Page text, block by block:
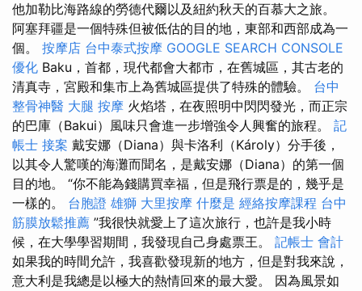
他加勒比海路線的勞德代爾以及紐約秋天的百慕大之旅。
阿塞拜疆是一個特殊但被低估的目的地，東部和西部成為一
個。 按摩店 台中泰式按摩 GOOGLE SEARCH CONSOLE
優化 Baku，首都，現代都會大都市，在舊城區，其古老的
清真寺，宮殿和集市上為舊城區提供了特殊的體驗。 台中
整骨神醫 大腿 按摩 火焰塔，在夜照明中閃閃發光，而正宗
的巴庫（Bakui）風味只會進一步增強令人興奮的旅程。 記
帳士 接案 戴安娜（Diana）與卡洛利（Károly）分手後，
以其令人驚嘆的海灘而聞名，是戴安娜（Diana）的第一個
目的地。 “你不能為錢購買幸福，但是飛行票是的，幾乎是
一樣的。 台胞證 雄獅 大里按摩 什麼是 經絡按摩課程 台中
筋膜放鬆推薦 ”我很快就愛上了這次旅行，也許是我小時
候，在大學學習期間，我發現自己身處票王。 記帳士 會計
如果我的時間允許，我喜歡發現新的地方，但是對我來說，
意大利是我總是以極大的熱情回來的最大愛。 因為風景如